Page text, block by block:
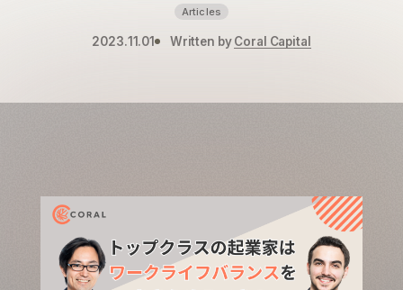
Articles
2023.11.01 Written byCoral Capital